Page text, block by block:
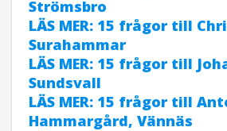
Strömsbro
LÄS MER: 15 frågor till
Surahammar
LÄS MER: 15 frågor till
Sundsvall
LÄS MER: 15 frågor till
Hammargård, Vännäs